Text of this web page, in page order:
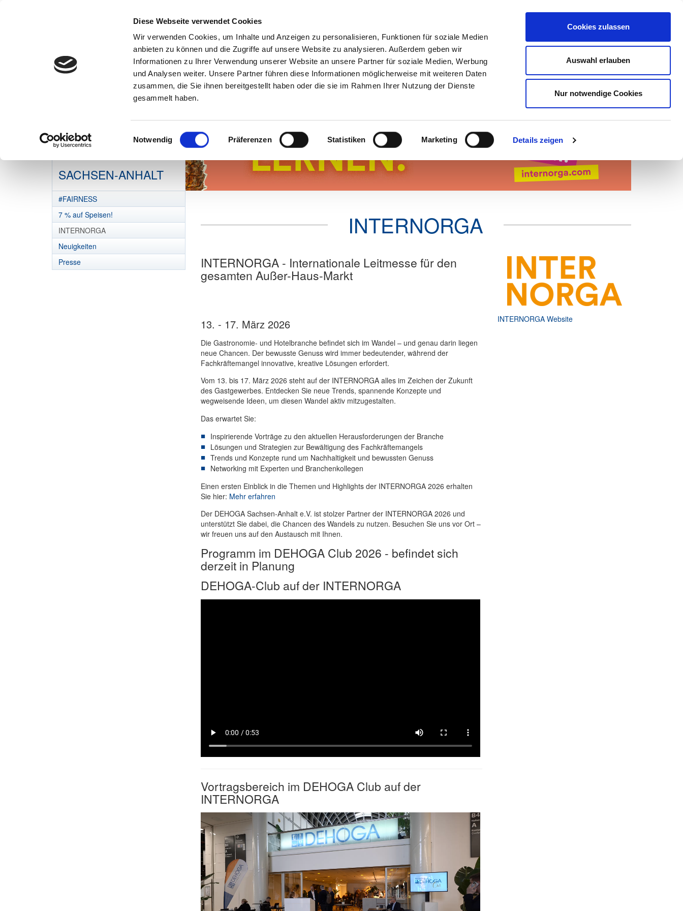
Diese Webseite verwendet Cookies
Wir verwenden Cookies, um Inhalte und Anzeigen zu personalisieren, Funktionen für soziale Medien
anbieten zu können und die Zugriffe auf unsere Website zu analysieren. Außerdem geben wir
Informationen zu Ihrer Verwendung unserer Website an unsere Partner für soziale Medien, Werbung
und Analysen weiter. Unsere Partner führen diese Informationen möglicherweise mit weiteren Daten
zusammen, die Sie ihnen bereitgestellt haben oder die sie im Rahmen Ihrer Nutzung der Dienste
gesammelt haben.
Einwilligungsauswahl
Notwendig Präferenzen Statistiken Marketing Details zeigen
Cookies zulassen
Auswahl erlauben
Nur notwendige Cookies
Aktuelles Über uns Marketing Mein DEHOGA
DEHOGA
SACHSEN-ANHALT
#FAIRNESS
7 % auf Speisen!
INTERNORGA
Neuigkeiten
Presse
INTERNORGA
INTERNORGA - Internationale Leitmesse für den
gesamten Außer-Haus-Markt
13. - 17. März 2026
Die Gastronomie- und Hotelbranche befindet sich im Wandel – und genau darin liegen
neue Chancen. Der bewusste Genuss wird immer bedeutender, während der
Fachkräftemangel innovative, kreative Lösungen erfordert.
Vom 13. bis 17. März 2026 steht auf der INTERNORGA alles im Zeichen der Zukunft
des Gastgewerbes. Entdecken Sie neue Trends, spannende Konzepte und
wegweisende Ideen, um diesen Wandel aktiv mitzugestalten.
Das erwartet Sie:
Inspirierende Vorträge zu den aktuellen Herausforderungen der Branche
Lösungen und Strategien zur Bewältigung des Fachkräftemangels
Trends und Konzepte rund um Nachhaltigkeit und bewussten Genuss
Networking mit Experten und Branchenkollegen
Einen ersten Einblick in die Themen und Highlights der INTERNORGA 2026 erhalten
Sie hier: Mehr erfahren
Der DEHOGA Sachsen-Anhalt e.V. ist stolzer Partner der INTERNORGA 2026 und
unterstützt Sie dabei, die Chancen des Wandels zu nutzen. Besuchen Sie uns vor Ort –
wir freuen uns auf den Austausch mit Ihnen.
Programm im DEHOGA Club 2026 - befindet sich
derzeit in Planung
DEHOGA-Club auf der INTERNORGA
Vortragsbereich im DEHOGA Club auf der
INTERNORGA
INTERNORGA Website